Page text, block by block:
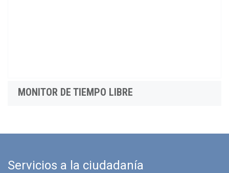
MONITOR DE TIEMPO LIBRE
Servicios a la ciudadanía